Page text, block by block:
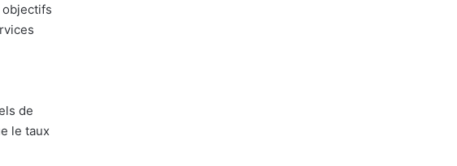
de
le taux